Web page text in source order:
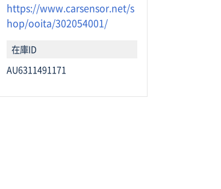
https://www.carsensor.net/s
hop/ooita/302054001/
在庫ID
AU6311491171